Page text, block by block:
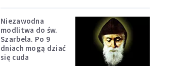
Niezawodna
modlitwa do św.
Szarbela. Po 9
dniach mogą dziać
się cuda